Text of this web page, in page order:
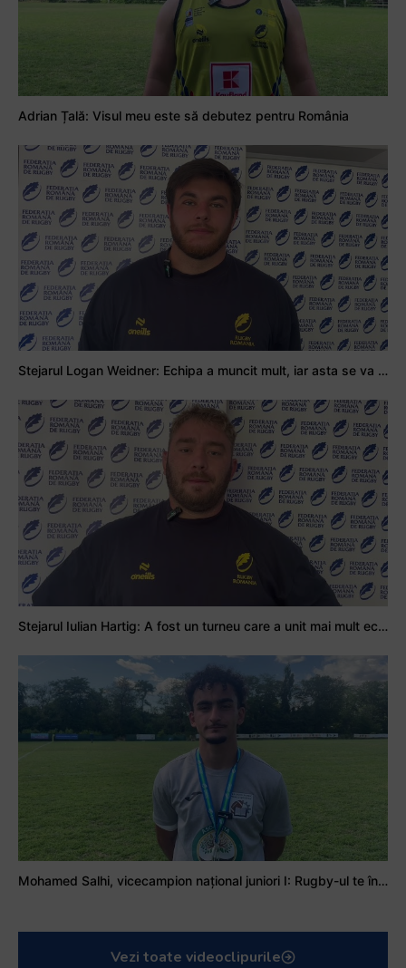
Adrian Țală: Visul meu este să debutez pentru România
Stejarul Logan Weidner: Echipa a muncit mult, iar asta se va vedea în meciurile de la Nations Cup
Stejarul Iulian Hartig: A fost un turneu care a unit mai mult echipa
Mohamed Salhi, vicecampion național juniori I: Rugby-ul te învață să accepți și înfrângerile
Vezi toate videoclipurile